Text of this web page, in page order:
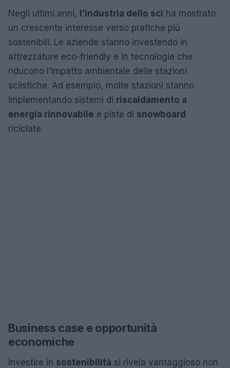
Negli ultimi anni, l’industria dello sci ha mostrato
un crescente interesse verso pratiche più
sostenibili. Le aziende stanno investendo in
attrezzature eco-friendly e in tecnologie che
riducono l’impatto ambientale delle stazioni
sciistiche. Ad esempio, molte stazioni stanno
implementando sistemi di riscaldamento a
energia rinnovabile e piste di snowboard
riciclate.
Business case e opportunità
economiche
Investire in sostenibilità si rivela vantaggioso non